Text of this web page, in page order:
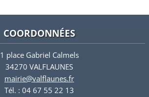
COORDONNÉES
1 place Gabriel Calmels
34270 VALFLAUNES
mairie@valflaunes.fr
Tél. : 04 67 55 22 13